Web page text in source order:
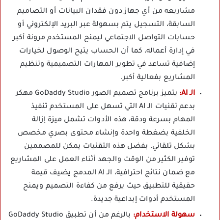
مشاريعه من أي جهاز دون فقدان البيانات أو التصاميم
السابقة، التسجيل يتم بسهولة عبر البريد الإلكتروني أو
حسابات التواصل الاجتماعي ليمنح المستخدم مرونة أكبر
في إدارة أعماله، كما أن الحساب يتيح الوصول لخيارات
إضافية تساعد في تطوير المهارات التصميمية وتنظيم
المشاريع بفعالية أكبر.
الـ AI:
يتميز برنامج تصميم الصور GoDaddy Studio مهكر
بدعم تقنيات الـ AI التي تسهل على المستخدم تنفيذ
المهام بسرعة ودقة، هذه الأدوات تشمل ميزة إزالة
الخلفية بضغطة واحدة وإنشاء محتوى بصري مخصص
بشكل تلقائي، بفضل هذه التقنيات يمكن للمصممين
توفير الكثير من الوقت والجهد أثناء العمل على المشاريع
مع ضمان نتائج احترافية، الـ AI المدمج يضيف قيمة
حقيقية للتطبيق حيث يرفع من كفاءة التصميم ويمنح
المستخدم أدوات إبداعية جديدة.
سهولة الاستخدام:
بالرغم من أن تطبيق GoDaddy Studio